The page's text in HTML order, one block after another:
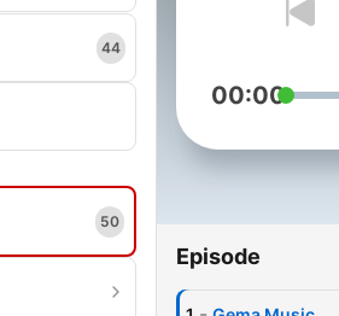
44
50
00:00
Episode